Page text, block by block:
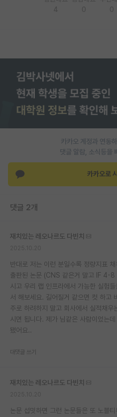
카카오 계정과 연동
댓글 알람, 소식등을
카카오로
댓글 2개
재치있는 레오나르도 다빈치
반대로 저는 이런 분일수록 정량지표
출판된 논문 (CNS 같은거 말고 IF 4-8
시고 우리 랩 인프라에서 가능한 실험
서 해보세요. 길어질거 같으면 컷 하고
주로 하려하지 말고 회사에서 실적채
시면 됩니다. 제가 님같은 사람이었는
됐어요..
대댓글 쓰기
재치있는 레오나르도 다빈치
논문 섭밋하면 그런 논문들은 또 노블